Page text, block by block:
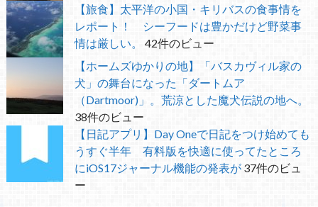
【旅食】太平洋の小国・キリバスの食事情を
レポート！ シーフードは豊かだけど野菜事
情は厳しい。
42件のビュー
【ホームズゆかりの地】「バスカヴィル家の
犬」の舞台になった「ダートムア
（Dartmoor)」。荒涼とした魔犬伝説の地へ。
38件のビュー
【日記アプリ】Day Oneで日記をつけ始めても
うすぐ半年 有料版を快適に使ってたところ
にiOS17ジャーナル機能の発表が 37件のビュ
ー